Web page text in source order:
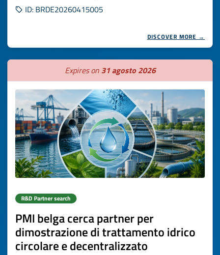
ID: BRDE20260415005
DISCOVER MORE →
Expires on 31 agosto 2026
R&D Partner search
PMI belga cerca partner per
dimostrazione di trattamento idrico
circolare e decentralizzato